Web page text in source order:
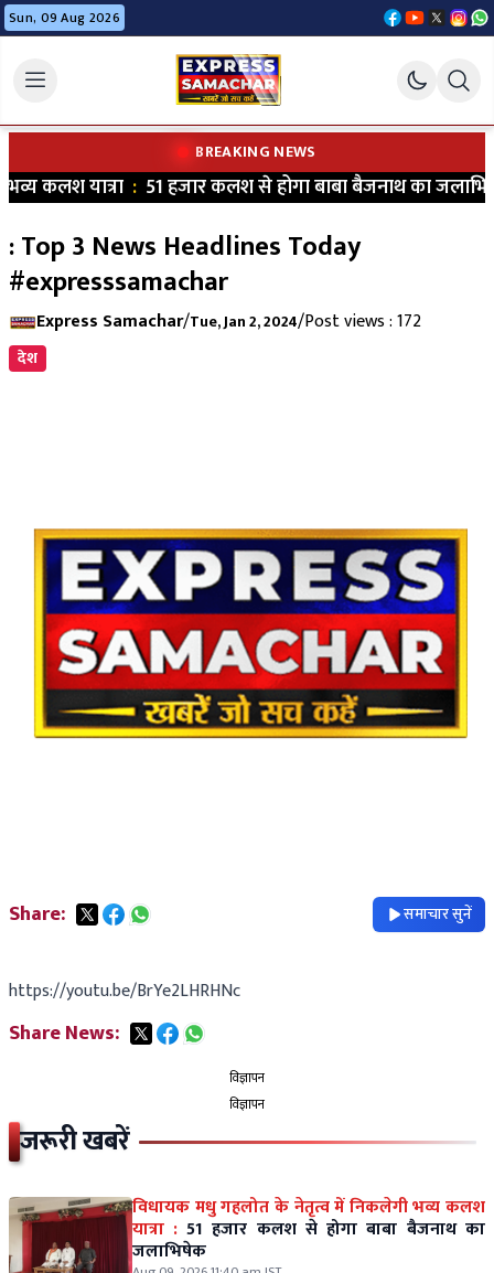
Sun, 09 Aug 2026
BREAKING NEWS
कलश यात्रा:51 हजार कलश से होगा बाबा बैजनाथ का
: Top 3 News Headlines Today
#expresssamachar
Express Samachar/Tue, Jan 2, 2024/Post views : 172
देश
Share: समाचार सुनें
https://youtu.be/BrYe2LHRHNc
Share News:
विज्ञापन
विज्ञापन
जरूरी खबरें
विधायक मधु गहलोत के नेतृत्व में निकलेगी भव्य कलश
यात्रा : 51 हजार कलश से होगा बाबा बैजनाथ का
जलाभिषेक